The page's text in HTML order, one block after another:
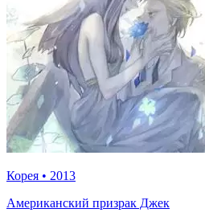
Корея • 2013
Американский призрак Джек